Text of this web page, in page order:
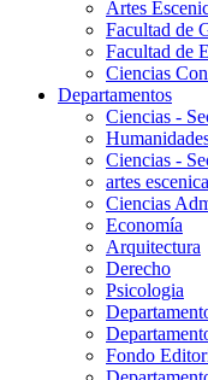
Artes
Facultad de
Facultad de
Ciencias
Departamentos
Ciencias -
Ciencias -
artes
Ciencias
Economía
Arquitectura
Derecho
Psicologia
Fondo